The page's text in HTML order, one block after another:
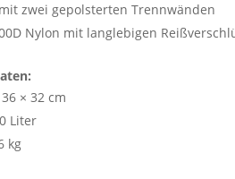
zwei gepolsterten Trennwänden
Nylon mit langlebigen
× 32 cm
Liter
kg